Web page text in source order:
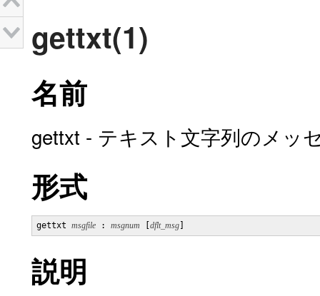
gettxt(1)
名前
gettxt - テキスト文字列のメッ
形式
gettxt msgfile : msgnum dflt_msg
説明